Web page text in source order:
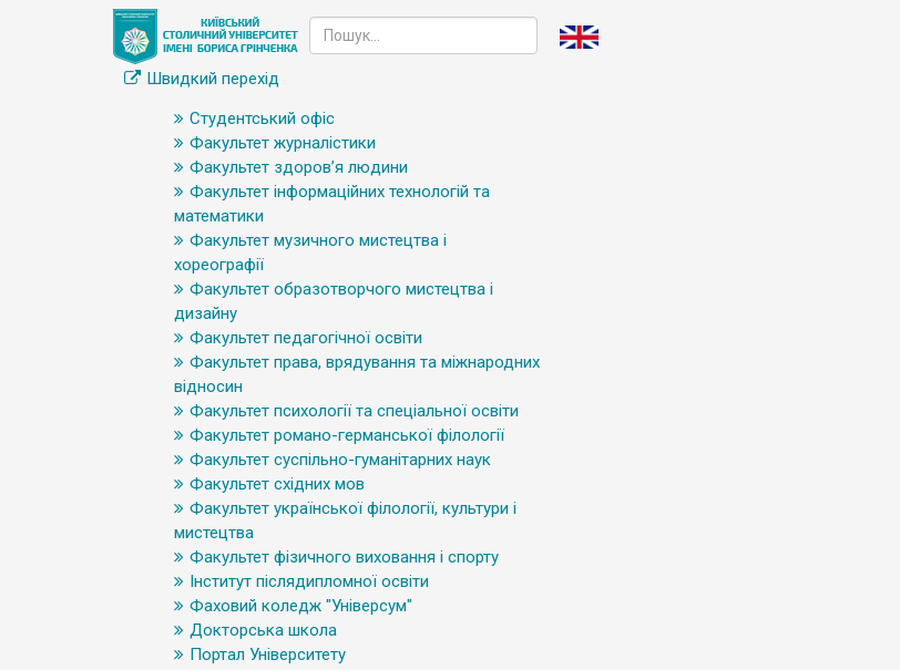
Швидкий перехід
Студентський офіс
Факультет журналістики
Факультет здоров’я людини
Факультет інформаційних технологій та
математики
Факультет музичного мистецтва і
хореографії
Факультет образотворчого мистецтва і
дизайну
Факультет педагогічної освіти
Факультет права, врядування та міжнародних
відносин
Факультет психології та спеціальної освіти
Факультет романо-германської філології
Факультет суспільно-гуманітарних наук
Факультет східних мов
Факультет української філології, культури і
мистецтва
Факультет фізичного виховання і спорту
Інститут післядипломної освіти
Фаховий коледж "Універсум"
Докторська школа
Портал Університету